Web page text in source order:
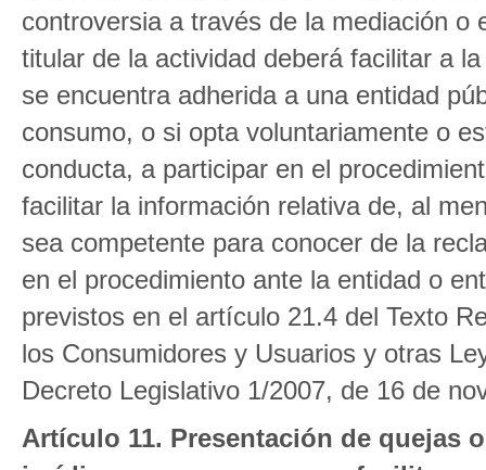
controversia a través de la mediación
titular de la actividad deberá facilitar a
se encuentra adherida a una entidad
consumo, o si opta voluntariamente o
conducta, a participar en el
facilitar la información relativa de, al
sea competente para conocer de la
en el procedimiento ante la entidad o
previstos en el artículo 21.4 del Texto
los Consumidores y Usuarios y otras
Decreto Legislativo 1/2007, de 16 de
Artículo 11. Presentación de quejas